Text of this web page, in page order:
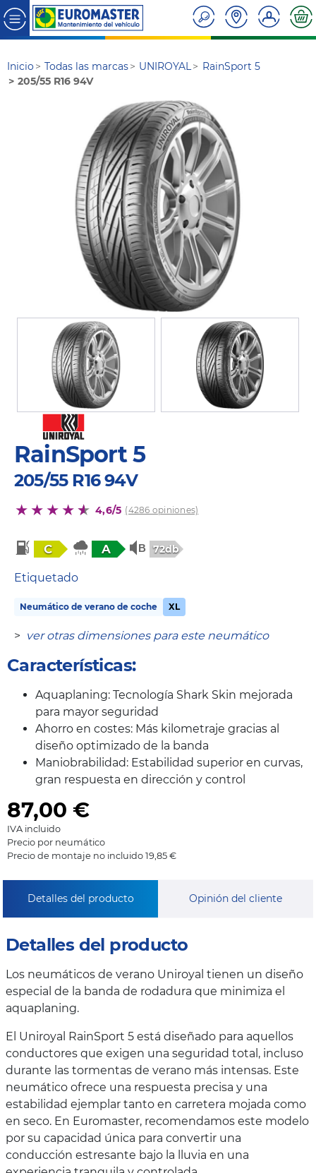
Inicio Todas las marcas UNIROYAL
RainSport 5
205/55 R16 94V
RainSport 5
205/55 R16 94V
4,6/5 (4286 opiniones)
C A 72db
Etiquetado
Neumático de verano de coche XL
> ver otras dimensiones para este neumático
Características:
Aquaplaning: Tecnología Shark Skin mejorada
para mayor seguridad
Ahorro en costes: Más kilometraje gracias al
diseño optimizado de la banda
Maniobrabilidad: Estabilidad superior en curvas,
gran respuesta en dirección y control
87,00 €
IVA incluido
Precio por neumático
Precio de montaje no incluido 19,85 €
Detalles del producto Opinión del cliente
Detalles del producto
Los neumáticos de verano Uniroyal tienen un diseño
especial de la banda de rodadura que minimiza el
aquaplaning.
El Uniroyal RainSport 5 está diseñado para aquellos
conductores que exigen una seguridad total, incluso
durante las tormentas de verano más intensas. Este
neumático ofrece una respuesta precisa y una
estabilidad ejemplar tanto en carretera mojada como
en seco. En Euromaster, recomendamos este modelo
por su capacidad única para convertir una
conducción estresante bajo la lluvia en una